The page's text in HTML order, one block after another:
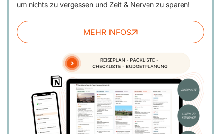
um nichts zu vergessen und Zeit & Nerven zu sparen!
MEHR INFOS